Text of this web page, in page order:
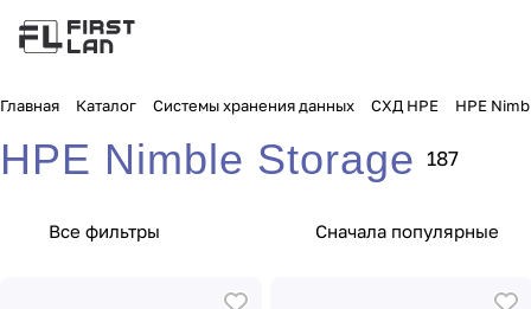
Главная Каталог Системы хранения данных СХД HPE HPE
HPE Nimble Storage 187
Все фильтры Сначала популярные